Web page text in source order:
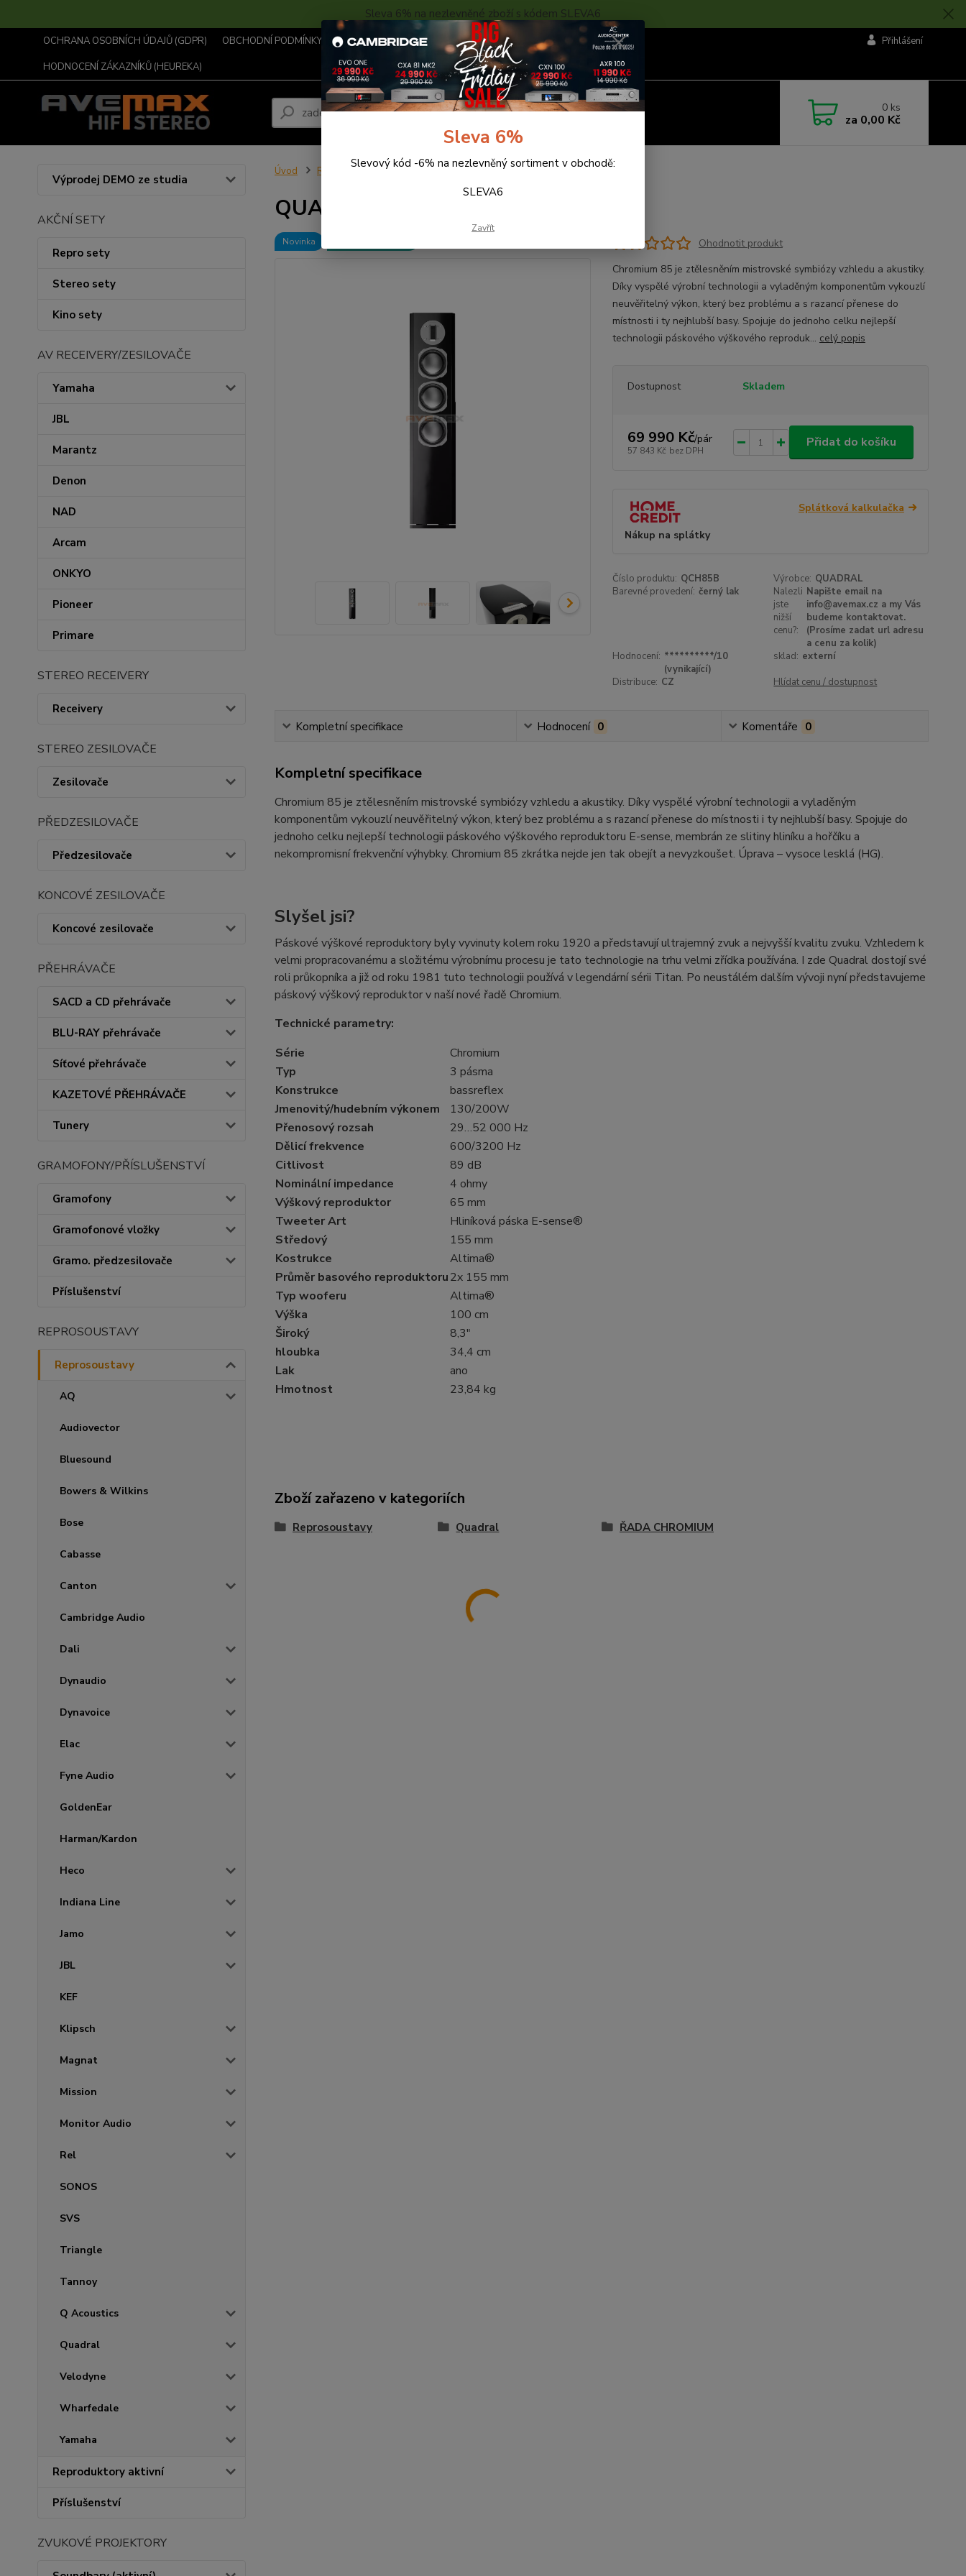
Sleva 6% na nezlevněné zboží s kódem SLEVA6
OCHRANA OSOBNÍCH ÚDAJŮ (GDPR) OBCHODNÍ PODMÍNKY ... KONTAKTY O NÁS
POPTÁVKA ZBOŽÍ - KALKULACE
HODNOCENÍ ZÁKAZNÍKŮ (HEUREKA)
Přihlášení
Hledat 0 ks
za 0,00 Kč
Výprodej DEMO ze studia
AKČNÍ SETY
Repro sety
Stereo sety
Kino sety
AV RECEIVERY/ZESILOVAČE
Yamaha
JBL
Marantz
Denon
NAD
Arcam
ONKYO
Pioneer
Primare
STEREO RECEIVERY
Receivery
STEREO ZESILOVAČE
Zesilovače
PŘEDZESILOVAČE
Předzesilovače
KONCOVÉ ZESILOVAČE
Koncové zesilovače
PŘEHRÁVAČE
SACD a CD přehrávače
BLU-RAY přehrávače
Síťové přehrávače
KAZETOVÉ PŘEHRÁVAČE
Tunery
GRAMOFONY/PŘÍSLUŠENSTVÍ
Gramofony
Gramofonové vložky
Gramo. předzesilovače
Příslušenství
REPROSOUSTAVY
Reprosoustavy
AQ
Audiovector
Bluesound
Bowers & Wilkins
Bose
Cabasse
Canton
Cambridge Audio
Dali
Dynaudio
Dynavoice
Elac
Fyne Audio
GoldenEar
Harman/Kardon
Heco
Indiana Line
Jamo
JBL
KEF
Klipsch
Magnat
Mission
Monitor Audio
Rel
SONOS
SVS
Triangle
Tannoy
Q Acoustics
Quadral
Velodyne
Wharfedale
Yamaha
Reproduktory aktivní
Příslušenství
ZVUKOVÉ PROJEKTORY
Úvod Reprosoustavy QUADRAL Chromium 85 (černá)
QUADRAL Chromium 85 (černá)
Novinka
Ohodnotit produkt
Chromium 85 je ztělesněním mistrovské symbiózy vzhledu a akustiky.
Díky vyspělé výrobní technologii a vyladěným komponentům vykouzlí
neuvěřitelný výkon, který bez problému a s razancí přenese do
místnosti i ty nejhlubší basy. Spojuje do jednoho celku nejlepší
technologii páskového výškového reproduk... celý popis
Dostupnost Skladem
69 990 Kč/pár
57 843 Kč bez DPH
Přidat do košíku
Splátková kalkulačka
Nákup na splátky
Číslo produktu: QCH85B Výrobce: QUADRAL
Barevné provedení: černý lak
Nalezli
jste
nižší
cenu?:
Napište email na
info@avemax.cz a my Vás
budeme kontaktovat.
(Prosíme zadat url adresu
a cenu za kolik)
Hodnocení: **********/10
(vynikající)
sklad: externí
Distribuce: CZ Hlídat cenu / dostupnost
Kompletní specifikace Hodnocení 0 Komentáře 0
Kompletní specifikace
Chromium 85 je ztělesněním mistrovské symbiózy vzhledu a akustiky. Díky vyspělé výrobní technologii a vyladěným
komponentům vykouzlí neuvěřitelný výkon, který bez problému a s razancí přenese do místnosti i ty nejhlubší basy. Spojuje do
jednoho celku nejlepší technologii páskového výškového reproduktoru E-sense, membrán ze slitiny hliníku a hořčíku a
nekompromisní frekvenční výhybky. Chromium 85 zkrátka nejde jen tak obejít a nevyzkoušet. Úprava – vysoce lesklá (HG).
Slyšel jsi?
Páskové výškové reproduktory byly vyvinuty kolem roku 1920 a představují ultrajemný zvuk a nejvyšší kvalitu zvuku. Vzhledem k
velmi propracovanému a složitému výrobnímu procesu je tato technologie na trhu velmi zřídka používána. I zde Quadral dostojí své
roli průkopníka a již od roku 1981 tuto technologii používá v legendární sérii Titan. Po neustálém dalším vývoji nyní představujeme
páskový výškový reproduktor v naší nové řadě Chromium.
Technické parametry:
Série
Chromium
Typ
3 pásma
Konstrukce
bassreflex
Jmenovitý/hudebním výkonem
130/200W
Přenosový rozsah
29…52 000 Hz
Dělicí frekvence
600/3200 Hz
Citlivost
89 dB
Nominální impedance
4 ohmy
Výškový reproduktor
65 mm
Tweeter Art
Hliníková páska E-sense®
Středový
155 mm
Kostrukce
Altima®
Průměr basového reproduktoru2x 155 mm
Typ wooferu
Altima®
Výška
100 cm
Široký
8,3"
hloubka
34,4 cm
Lak
ano
Hmotnost
23,84 kg
Zboží zařazeno v kategoriích
Reprosoustavy Quadral ŘADA CHROMIUM
Sleva 6%
Slevový kód -6% na nezlevněný sortiment v obchodě:
SLEVA6
Zavřít